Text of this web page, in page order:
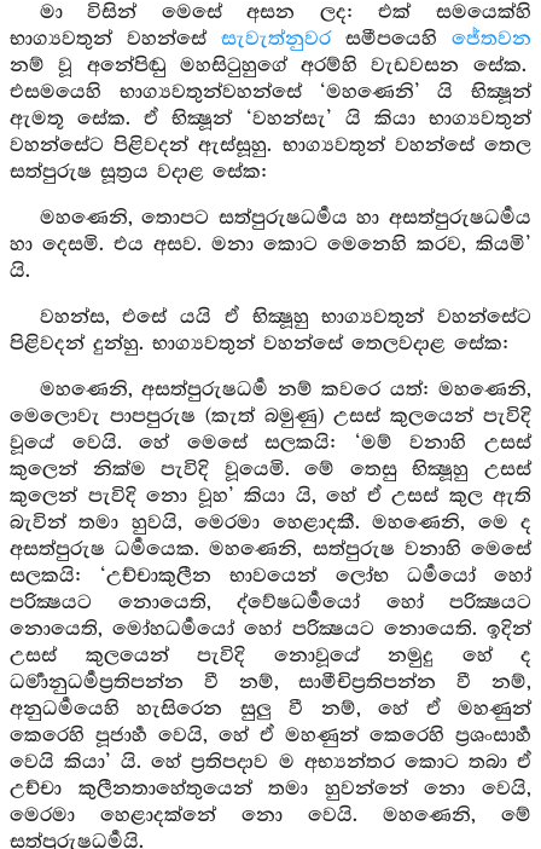
මා විසින් මෙසේ අසන ලද: එක් සමයෙක්හි
භාග්‍යවතුන් වහන්සේ සැවැත්නුවරසමීපයෙහි ජේතවන
නම් වූ අනේපිඬු මහසිටුහුගේ අරම්හි වැඩවසන සේක.
එසමයෙහි භාග්‍යවතුන්වහන්සේ ‘මහණෙනි’ යි භික්‍ෂූන්
ඇමතූ සේක. ඒ භික්‍ෂූන් ‘වහන්සැ’ යි කියා භාග්‍යවතුන්
වහන්සේට පිළිවදන් ඇස්සූහු. භාග්‍යවතුන් වහන්සේ තෙල
සත්පුරුෂ සූත්‍රය වදාළ සේක:
මහණෙනි, තොපට සත්පුරුෂධර්‍මය හා අසත්පුරුෂධර්‍මය
හා දෙසමි. එය අසව. මනා කොට මෙනෙහි කරව, කියමි’
යි.
වහන්ස, එසේ යයි ඒ භික්‍ෂූහු භාග්‍යවතුන් වහන්සේට
පිළිවදන් දුන්හු. භාග්‍යවතුන් වහන්සේ තෙලවදාළ සේක:
මහණෙනි, අසත්පුරුෂධර්‍ම නම් කවරෙ යත්: මහණෙනි,
මෙලොවැ පාපපුරුෂ (කැත් බමුණු) උසස් කුලයෙන් පැවිදි
වූයේ වෙයි. හේ මෙසේ සලකයි: ‘මම් වනාහි උසස්
කුලෙන් නික්ම පැවිදි වූයෙමි. මේ තෙසු භික්‍ෂූහු උසස්
කුලෙන් පැවිදි නො වූහ’ කියා යි, හේ ඒ උසස් කුල ඇති
බැවින් තමා හුවයි, මෙරමා හෙළාදකී. මහණෙනි, මෙ ද
අසත්පුරුෂ ධර්‍මයෙක. මහණෙනි, සත්පුරුෂ වනාහි මෙසේ
සලකයි: ‘උච්චාකුලීන භාවයෙන් ලෝභ ධර්‍මයෝ හෝ
පරික්‍ෂයට නොයෙති, ද්වේෂධර්‍මයෝ හෝ පරික්‍ෂයට
නොයෙති, මෝහධර්‍මයෝ හෝ පරික්‍ෂයට නොයෙති. ඉදින්
උසස් කුලයෙන් පැවිදි නොවූයේ නමුදු හේ ද
ධර්‍මානුධර්‍මප්‍රතිපන්න වී නම්, සාමීචිප්‍රතිපන්න වී නම්,
අනුධර්‍මයෙහි හැසිරෙන සුලු වී නම්, හේ ඒ මහණුන්
කෙරෙහි පූජාර්‍හ වෙයි, හේ ඒ මහණුන් කෙරෙහි ප්‍රශංසාර්‍හ
වෙයි කියා’ යි. හේ ප්‍රතිපදාව ම අභ්‍යන්තර කොට තබා ඒ
උච්චා කුලීනතාහේතුයෙන් තමා හුවන්නේ නො වෙයි,
මෙරමා හෙළාදක්නේ නො වෙයි. මහණෙනි, මේ
සත්පුරුෂධර්‍මයි.